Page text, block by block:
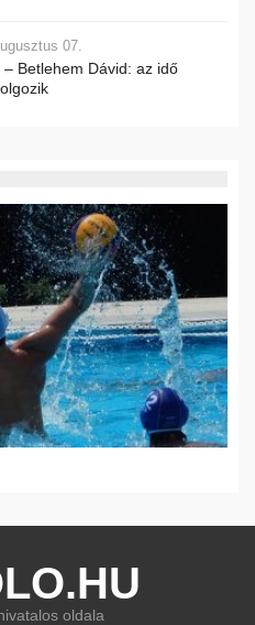
07.
– Betlehem Dávid: az idő
oldala